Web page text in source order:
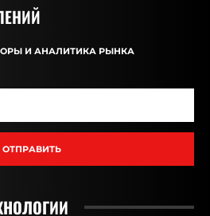
И АНАЛИТИКА РЫНКА
ОТПРАВИТЬ